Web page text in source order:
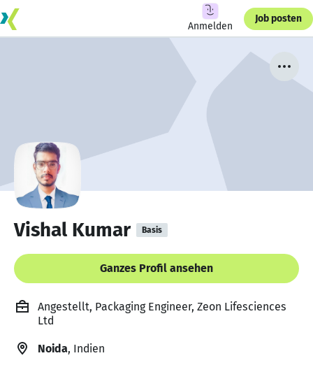
Anmelden
Job posten
Vishal Kumar Basis
Ganzes Profil ansehen
Angestellt, Packaging Engineer, Zeon Lifesciences
Ltd
Noida, Indien